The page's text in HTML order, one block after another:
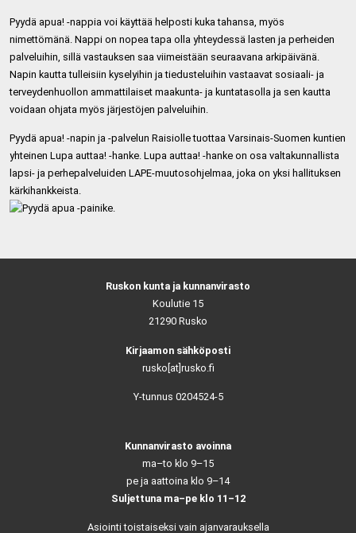
Pyydä apua! -nappia voi käyttää helposti kuka tahansa, myös
nimettömänä. Nappi on nopea tapa olla yhteydessä lasten ja perheiden
palveluihin, sillä vastauksen saa viimeistään seuraavana arkipäivänä.
Napin kautta tulleisiin kyselyihin ja tiedusteluihin vastaavat sosiaali- ja
terveydenhuollon ammattilaiset maakunta- ja kuntatasolla ja sen kautta
voidaan ohjata myös järjestöjen palveluihin.
Pyydä apua! -napin ja -palvelun Raisiolle tuottaa Varsinais-Suomen kuntien
yhteinen Lupa auttaa! -hanke. Lupa auttaa! -hanke on osa valtakunnallista
lapsi- ja perhepalveluiden LAPE-muutosohjelmaa, joka on yksi hallituksen
kärkihankkeista.
Ruskon kunta ja kunnanvirasto
Koulutie 15
21290 Rusko
Kirjaamon sähköposti
rusko[at]rusko.fi
Y-tunnus 0204524-5
Kunnanvirasto avoinna
ma–to klo 9–15
pe ja aattoina klo 9–14
Suljettuna ma–pe klo 11–12
Asiointi toistaiseksi vain ajanvarauksella